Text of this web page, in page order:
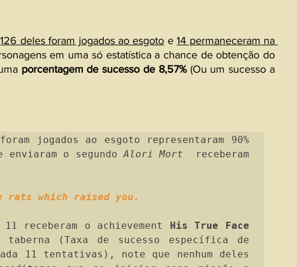
126 deles foram jogados ao esgoto e 14 permaneceram na
em uma só estatística a chance de obtenção do
porcentagem de sucesso de 8,57% (Ou um sucesso a
jogados ao esgoto representaram 90%
enviaram o segundo Alori Mort
  receberam
rats which raised you.
receberam o achievement
taberna (Taxa de sucesso específica de
11 tentativas), note que nenhum deles